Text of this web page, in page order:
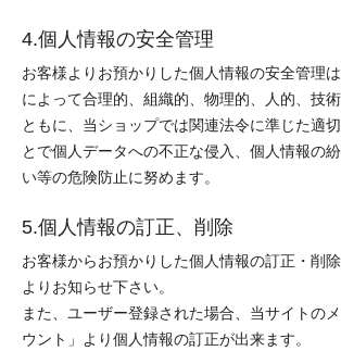
4.個人情報の安全管理
お客様よりお預かりした個人情報の安全管理
によって合理的、組織的、物理的、人的、技
ともに、当ショップでは関連法令に準じた適
とで個人データへの不正な侵入、個人情報の
い等の危険防止に努めます。
5.個人情報の訂正、削除
お客様からお預かりした個人情報の訂正・削
よりお知らせ下さい。
また、ユーザー登録された場合、当サイトの
ウント」より個人情報の訂正が出来ます。